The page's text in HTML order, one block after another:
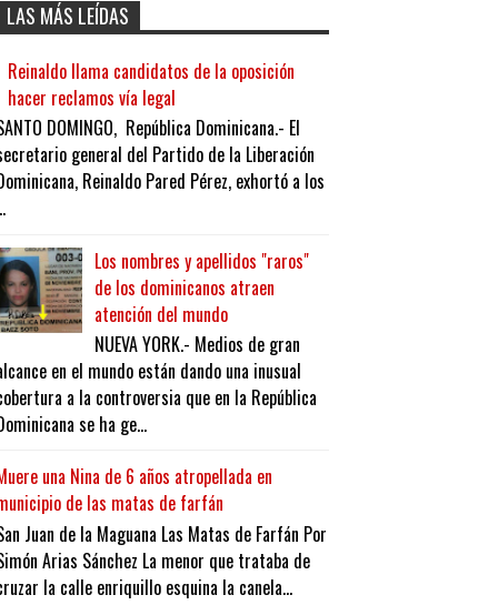
LAS MÁS LEÍDAS
Reinaldo llama candidatos de la oposición
hacer reclamos vía legal
DOMINGO, República Dominicana.- El
general del Partido de la Liberación
Reinaldo Pared Pérez, exhortó a los
Los nombres y apellidos "raros"
de los dominicanos atraen
atención del mundo
NUEVA YORK.- Medios de gran
en el mundo están dando una inusual
a la controversia que en la República
se ha ge...
una Nina de 6 años atropellada en
de las matas de farfán
Juan de la Maguana Las Matas de Farfán Por
Arias Sánchez La menor que trataba de
la calle enriquillo esquina la canela...